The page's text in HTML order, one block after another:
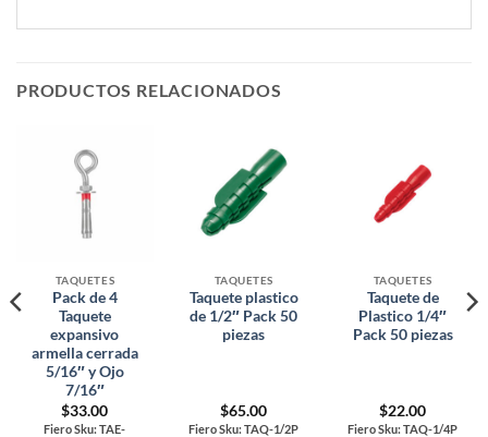
PRODUCTOS RELACIONADOS
TAQUETES
Pack de 4
Taquete
expansivo
armella cerrada
5/16″ y Ojo
7/16″
$33.00
Fiero Sku: TAE-
TAQUETES
Taquete plastico
de 1/2″ Pack 50
piezas
$65.00
Fiero Sku: TAQ-1/2P
TAQUETES
Taquete de
Plastico 1/4″
Pack 50 piezas
$22.00
Fiero Sku: TAQ-1/4P